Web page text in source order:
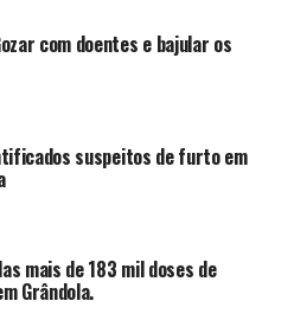
com doentes e bajular os
suspeitos de furto em
mais de 183 mil doses de
Grândola.